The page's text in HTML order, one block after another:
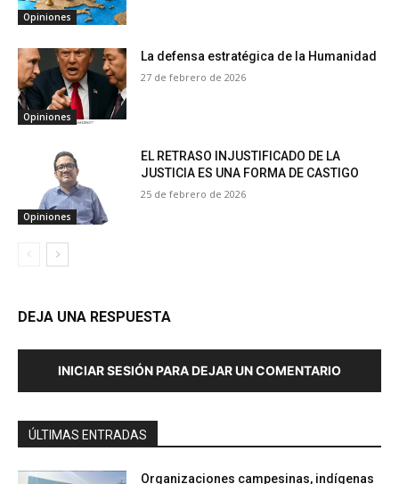
Opiniones
Opiniones
La defensa estratégica de la Humanidad
27 de febrero de 2026
Opiniones
EL RETRASO INJUSTIFICADO DE LA
JUSTICIA ES UNA FORMA DE CASTIGO
25 de febrero de 2026
DEJA UNA RESPUESTA
INICIAR SESIÓN PARA DEJAR UN COMENTARIO
ÚLTIMAS ENTRADAS
Organizaciones campesinas, indígenas